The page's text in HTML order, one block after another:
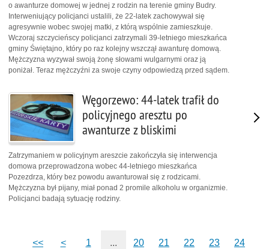
o awanturze domowej w jednej z rodzin na terenie gminy Budry.
Interweniujący policjanci ustalili, że 22-latek zachowywał się
agresywnie wobec swojej matki, z którą wspólnie zamieszkuje.
Wczoraj szczycieńscy policjanci zatrzymali 39-letniego mieszkańca
gminy Świętajno, który po raz kolejny wszczął awanturę domową.
Mężczyzna wyzywał swoją żonę słowami wulgarnymi oraz ją
poniżał. Teraz mężczyźni za swoje czyny odpowiedzą przed sądem.
Węgorzewo: 44-latek trafił do
policyjnego aresztu po
awanturze z bliskimi
Zatrzymaniem w policyjnym areszcie zakończyła się interwencja
domowa przeprowadzona wobec 44-letniego mieszkańca
Pozezdrza, który bez powodu awanturował się z rodzicami.
Mężczyzna był pijany, miał ponad 2 promile alkoholu w organizmie.
Policjanci badają sytuację rodziny.
<< < 1 ... 20 21 22 23 24